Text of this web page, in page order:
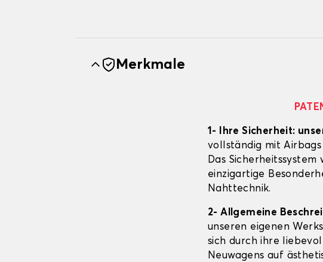
Merkmale
1- Ihre Sicherheit:
vollständig mit
Das
einzigartige
Nahttechnik.
2- Allgemeine
unseren eigenen
sich durch ihre
Neuwagens auf